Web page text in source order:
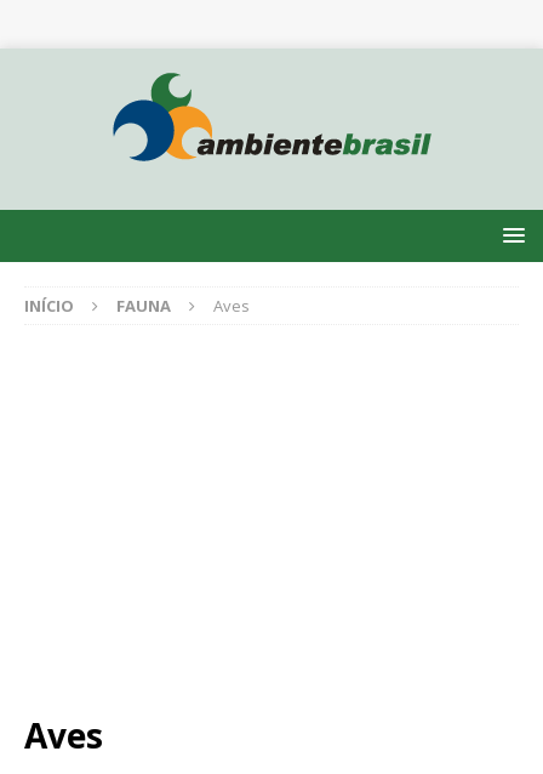
INÍCIO FAUNA Aves
Aves